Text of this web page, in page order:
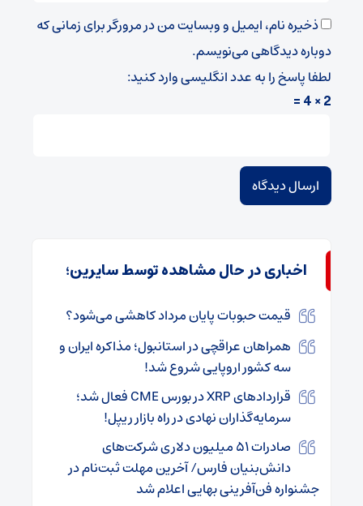
ذخیره نام، ایمیل و وبسایت من در مرورگر برای زمانی که
دوباره دیدگاهی می‌نویسم.
لطفا پاسخ را به عدد انگلیسی وارد کنید:
2 × 4 =
اخباری در حال مشاهده توسط سایرین؛
قیمت حبوبات پایان مرداد کاهشی می‌شود؟
همراهان عراقچی در استانبول؛ مذاکره ایران و
سه کشور اروپایی شروع شد!
قراردادهای XRP در بورس CME فعال شد؛
سرمایه‌گذاران نهادی در راه بازار ریپل!
صادرات ۵۱ میلیون دلاری شرکت‌های
دانش‌بنیان فارس/ آخرین مهلت ثبت‌نام در
جشنواره فن‌آفرینی بهایی اعلام شد